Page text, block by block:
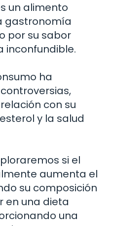
un alimento
gastronomía
por su sabor
inconfundible.
ha
con su
y la salud
si el
aumenta el
su composición
en una dieta
una